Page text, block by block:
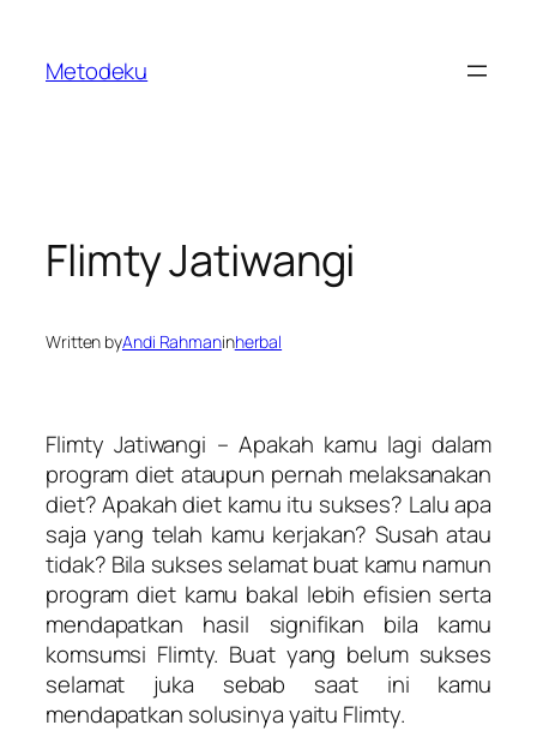
content
Metodeku
Flimty Jatiwangi
Written byAndi Rahmaninherbal
Flimty Jatiwangi – Apakah kamu lagi dalam
program diet ataupun pernah melaksanakan
diet? Apakah diet kamu itu sukses? Lalu apa
saja yang telah kamu kerjakan? Susah atau
tidak? Bila sukses selamat buat kamu namun
program diet kamu bakal lebih efisien serta
mendapatkan hasil signifikan bila kamu
komsumsi Flimty. Buat yang belum sukses
selamat juka sebab saat ini kamu
mendapatkan solusinya yaitu Flimty.